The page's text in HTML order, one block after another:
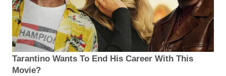
Tarantino Wants To End His Career With This
Movie?